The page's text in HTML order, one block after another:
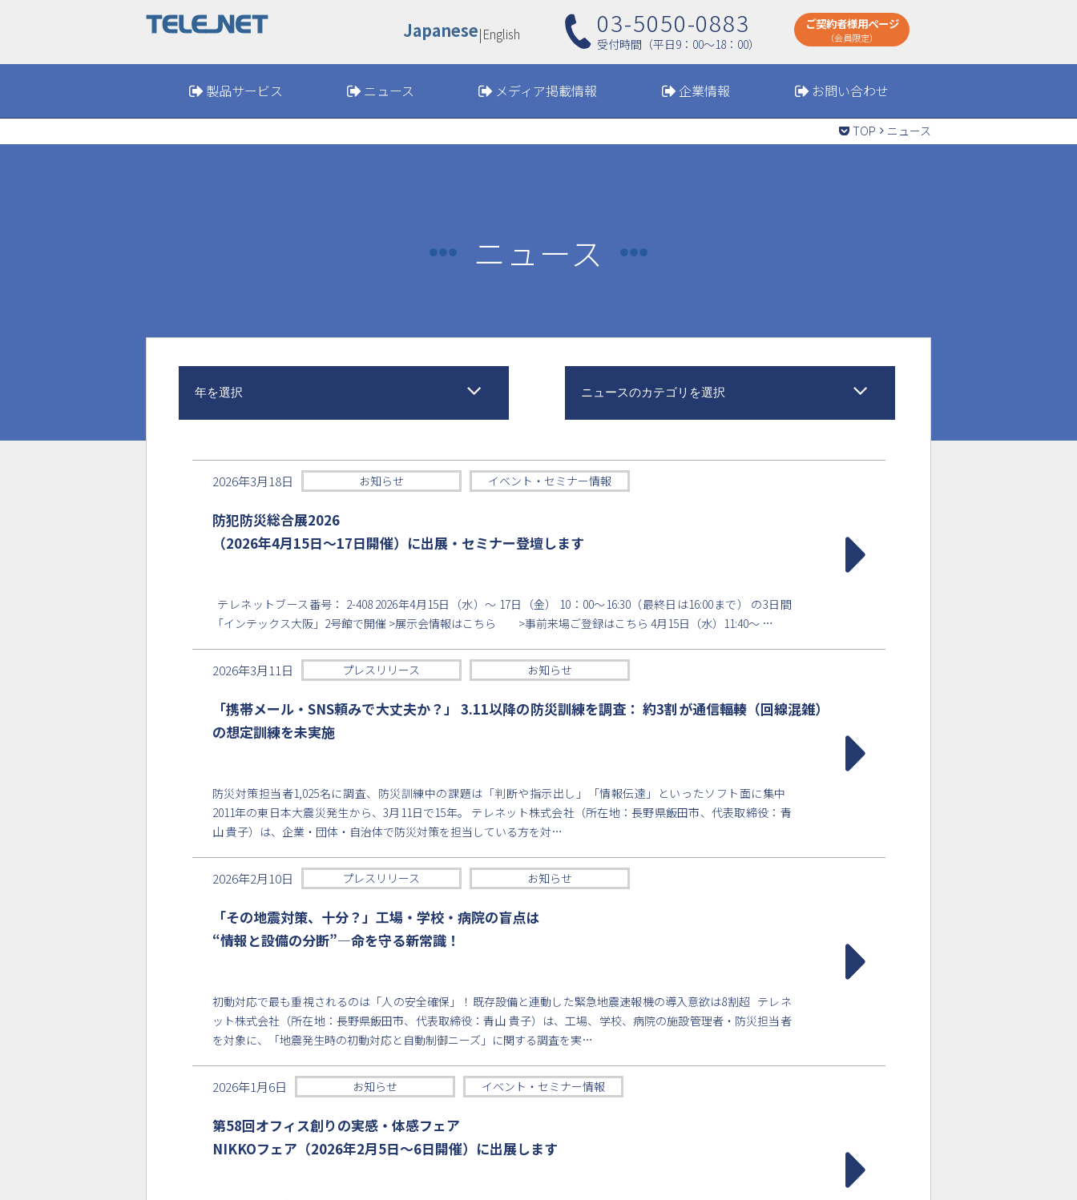
Japanese|English 03-5050-0883
受付時間（平日9：00〜18：00）
ご契約者様用ページ
（会員限定）
製品サービス ニュース メディア掲載情報 企業情報 お問い合わせ
TOP ニュース
ニュース
年を選択 ニュースのカテゴリを選択
2026年3月18日 お知らせ イベント・セミナー情報
防犯防災総合展2026
（2026年4月15日〜17日開催）に出展・セミナー登壇します
テレネットブース番号： 2-408 2026年4月15日（水）〜 17日（金） 10：00〜16:30（最終日は16:00まで） の3日間
「インテックス大阪」2号館で開催 >展示会情報はこちら >事前来場ご登録はこちら 4月15日（水）11:40～ …
2026年3月11日 プレスリリース お知らせ
「携帯メール・SNS頼みで大丈夫か？」 3.11以降の防災訓練を調査： 約3割が通信輻輳（回線混雑）
の想定訓練を未実施
防災対策担当者1,025名に調査、防災訓練中の課題は「判断や指示出し」「情報伝達」といったソフト面に集中
2011年の東日本大震災発生から、3月11日で15年。 テレネット株式会社（所在地：長野県飯田市、代表取締役：青
山 貴子）は、企業・団体・自治体で防災対策を担当している方を対…
2026年2月10日 プレスリリース お知らせ
「その地震対策、十分？」工場・学校・病院の盲点は
“情報と設備の分断”―命を守る新常識！
初動対応で最も重視されるのは「人の安全確保」！既存設備と連動した緊急地震速報機の導入意欲は8割超 テレネ
ット株式会社（所在地：長野県飯田市、代表取締役：青山 貴子）は、工場、学校、病院の施設管理者・防災担当者
を対象に、「地震発生時の初動対応と自動制御ニーズ」に関する調査を実…
2026年1月6日 お知らせ イベント・セミナー情報
第58回オフィス創りの実感・体感フェア
NIKKOフェア（2026年2月5日〜6日開催）に出展します